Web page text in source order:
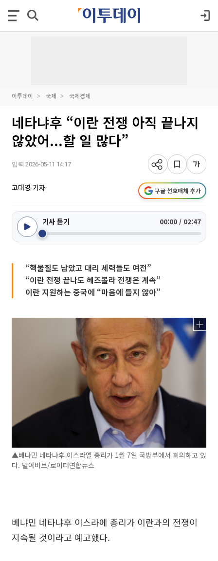
이투데이 국제 국제경제
네타냐후 “이란 전쟁 아직 끝나지
않았어...할 일 많다”
입력 2026-05-11 14:17
고대영 기자 구글 선호매체 추가
기사 듣기 00:00 / 02:47
“핵물질도 남았고 대리 세력들도 여전”
“이란 전쟁 끝나도 헤즈볼라 전쟁은 계속”
이란 지원하는 중국에 “마음에 들지 않아”
▲베냐민 네타냐후 이스라엘 총리가 1월 7일 국방부에서 회의하고 있
다. 텔아비브/로이터연합뉴스
베냐민 네타냐후 이스라에 총리가 이란과의 전쟁이
지속될 것이라고 예고했다.